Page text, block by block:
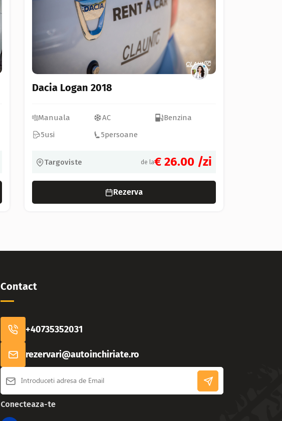
Dacia Logan 2018
Manuala AC
Benzina
5usi 5persoane
Targoviste de la€ 26.00 /zi
Rezerva
Contact
+40735352031
rezervari@autoinchiriate.ro
Conecteaza-te